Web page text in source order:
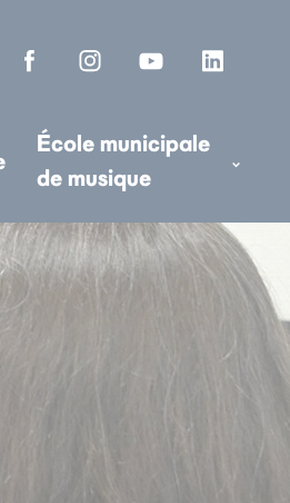
École municipale
de musique